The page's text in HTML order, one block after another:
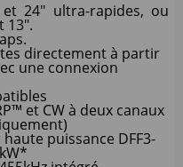
24" ultra-rapides, ou
13".
directement à partir
une connexion
et CW à deux canaux
puissance DFF3-